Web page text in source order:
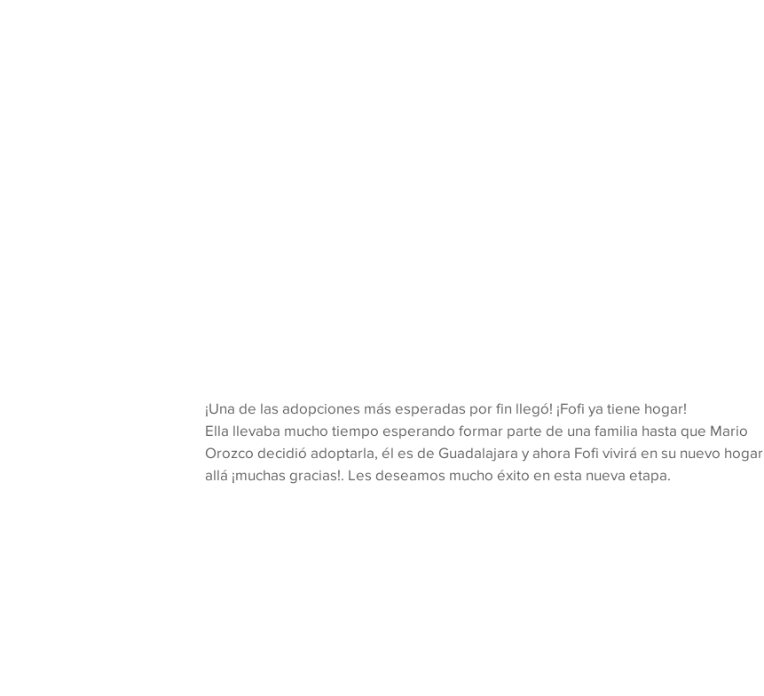
¡Una de las adopciones más esperadas por fin llegó! ¡Fofi ya tiene hogar!
Ella llevaba mucho tiempo esperando formar parte de una familia hasta que Mario
Orozco decidió adoptarla, él es de Guadalajara y ahora Fofi vivirá en su nuevo hogar
allá ¡muchas gracias!. Les deseamos mucho éxito en esta nueva etapa.